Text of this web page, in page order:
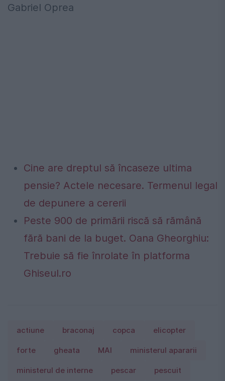
Gabriel Oprea
Cine are dreptul să încaseze ultima
pensie? Actele necesare. Termenul legal
de depunere a cererii
Peste 900 de primării riscă să rămână
fără bani de la buget. Oana Gheorghiu:
Trebuie să fie înrolate în platforma
Ghiseul.ro
actiune braconaj copca elicopter
forte gheata MAI ministerul apararii
ministerul de interne pescar pescuit